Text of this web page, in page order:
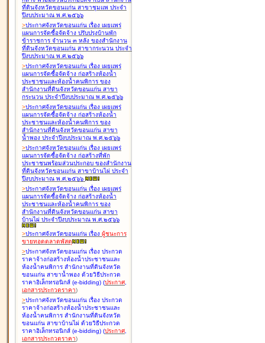
ที่ดินจังหวัดขอนแก่น สาขาชุมแพ ประจำ
ปีงบประมาณ พ.ศ.๒๕๖๖
>ประกาศจังหวัดขอนแก่น เรื่อง เผยแพร่
แผนการจัดซื้อจัดจ้าง ปรับปรุงบ้านพัก
ข้าราชการ จำนวน ๓ หลัง ของสำนักงาน
ที่ดินจังหวัดขอนแก่น สาขากระนวน ประจำ
ปีงบประมาณ พ.ศ.๒๕๖๖
>ประกาศจังหวัดขอนแก่น เรื่อง เผยแพร่
แผนการจัดซื้อจัดจ้าง ก่อสร้างห้องน้ำ
ประชาชนและห้องน้ำคนพิการ ของ
สำนักงานที่ดินจังหวัดขอนแก่น สาขา
กระนวน ประจำปีงบประมาณ พ.ศ.๒๕๖๖
>ประกาศจังหวัดขอนแก่น เรื่อง เผยแพร่
แผนการจัดซื้อจัดจ้าง ก่อสร้างห้องน้ำ
ประชาชนและห้องน้ำคนพิการ ของ
สำนักงานที่ดินจังหวัดขอนแก่น สาขา
น้ำพอง ประจำปีงบประมาณ พ.ศ.๒๕๖๖
>ประกาศจังหวัดขอนแก่น เรื่อง เผยแพร่
แผนการจัดซื้อจัดจ้าง ก่อสร้างที่พัก
ประชาชนพร้อมส่วนประกอบ ของสำนักงาน
ที่ดินจังหวัดขอนแก่น สาขาบ้านไผ่ ประจำ
ปีงบประมาณ พ.ศ.๒๕๖๖
>ประกาศจังหวัดขอนแก่น เรื่อง เผยแพร่
แผนการจัดซื้อจัดจ้าง ก่อสร้างห้องน้ำ
ประชาชนและห้องน้ำคนพิการ ของ
สำนักงานที่ดินจังหวัดขอนแก่น สาขา
บ้านไผ่ ประจำปีงบประมาณ พ.ศ.๒๕๖๖
>ประกาศจังหวัดขอนแก่น เรื่อง ผู้ชนะการ
ขายทอดตลาดพัสดุ
>ประกาศจังหวัดขอนแก่น เรื่อง ประกวด
ราคาจ้างก่อสร้างห้องน้ำประชาชนและ
ห้องน้ำคนพิการ สำนักงานที่ดินจังหวัด
ขอนแก่น สาขาน้ำพอง ด้วยวิธีประกวด
ราคาอิเล็กทรอนิกส์ (e-bidding) (ประกาศ,
เอกสารประกวดราคา)
>ประกาศจังหวัดขอนแก่น เรื่อง ประกวด
ราคาจ้างก่อสร้างห้องน้ำประชาชนและ
ห้องน้ำคนพิการ สำนักงานที่ดินจังหวัด
ขอนแก่น สาขาบ้านไผ่ ด้วยวิธีประกวด
ราคาอิเล็กทรอนิกส์ (e-bidding) (ประกาศ,
เอกสารประกวดราคา)